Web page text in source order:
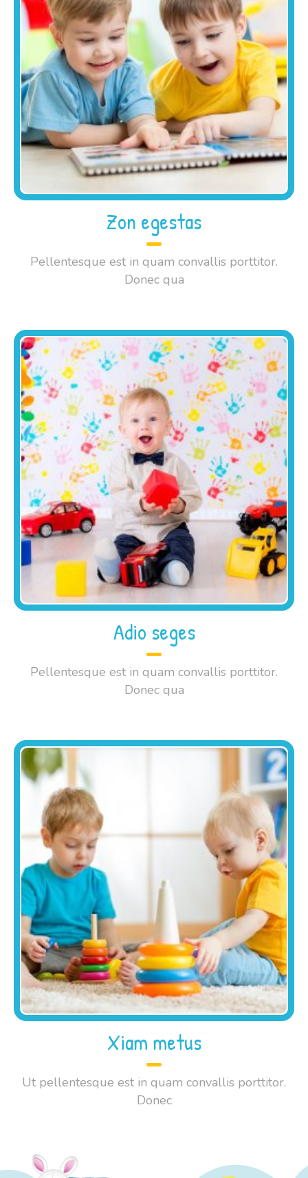
Zon egestas
Pellentesque est in quam convallis porttitor.
Donec qua
Adio seges
Pellentesque est in quam convallis porttitor.
Donec qua
Xiam metus
Ut pellentesque est in quam convallis porttitor.
Donec